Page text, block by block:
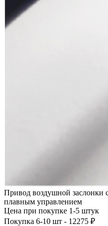
Привод воздушной заслонки
плавным управлением
Цена при покупке 1-5 штук
Покупка 6-10 шт - 12275 ₽